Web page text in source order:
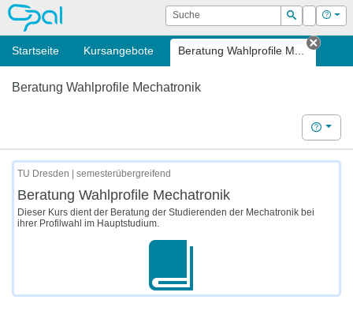
OPAL Suche
Suchen
Login Hilfe
Startseite Kursangebote Beratung Wahlprofile M...
Tab
Beratung Wahlprofile Mechatronik
Hilfe
TU Dresden | semesterübergreifend
Beratung Wahlprofile Mechatronik
Dieser Kurs dient der Beratung der Studierenden der Mechatronik bei
ihrer Profilwahl im Hauptstudium.